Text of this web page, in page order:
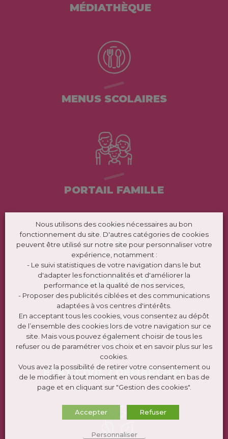
MÉDIATHÈQUE
MENUS SCOLAIRES
PORTAIL FAMILLE
TRANSPORTS
ÉTAT CIVIL / DEMARCHES
Nous utilisons des cookies nécessaires au bon
fonctionnement du site. D'autres catégories de cookies
peuvent être utilisé sur notre site pour personnaliser votre
expérience, notamment :
- Le suivi statistiques de votre navigation dans le but
d'adapter les fonctionnalités et d'améliorer la
performance et la qualité de nos services,
- Proposer des publicités ciblées et des communications
adaptées à vos centres d'intérêts.
En acceptant tous les cookies, vous consentez au dépôt
de l’ensemble des cookies lors de votre navigation sur ce
site. Mais vous pouvez également choisir de tous les
refuser ou de paramétrer vos choix et en savoir plus sur les
cookies.
Vous avez la possibilité de retirer votre consentement ou
de le modifier à tout moment en vous rendant en bas de
page et en cliquant sur "Gestion des cookies".
Accepter Refuser
Personnaliser